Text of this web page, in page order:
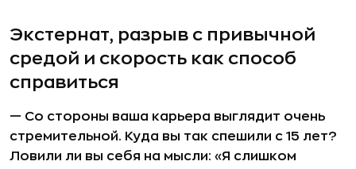
Экстернат, разрыв с привычной
средой и скорость как способ
справиться
— Со стороны ваша карьера выглядит очень
стремительной. Куда вы так спешили с 15 лет?
Ловили ли вы себя на мысли: «Я слишком